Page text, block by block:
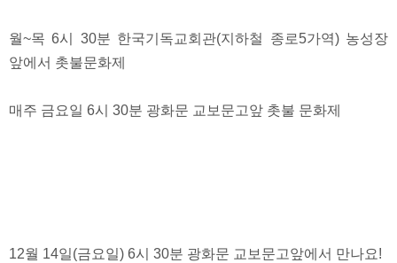
월~목 6시 30분 한국기독교회관(지하철 종로5가역) 농성장
앞에서 촛불문화제
매주 금요일 6시 30분 광화문 교보문고앞 촛불 문화제
12월 14일(금요일) 6시 30분 광화문 교보문고앞에서 만나요!